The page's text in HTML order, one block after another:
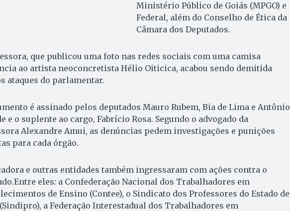
Ministério Público de Goiás (MPGO) e
Federal, além do Conselho de Ética da
Câmara dos Deputados.
que publicou uma foto nas redes sociais com uma camisa
ao artista neoconcretista Hélio Oiticica, acabou sendo demitida
ataques do parlamentar.
é assinado pelos deputados Mauro Rubem, Bia de Lima e Antônio
e o suplente ao cargo, Fabrício Rosa. Segundo o advogado da
Alexandre Amui, as denúncias pedem investigações e punições
para cada órgão.
e outras entidades também ingressaram com ações contra o
eles: a Confederação Nacional dos Trabalhadores em
de Ensino (Contee), o Sindicato dos Professores do Estado de
a Federação Interestadual dos Trabalhadores em